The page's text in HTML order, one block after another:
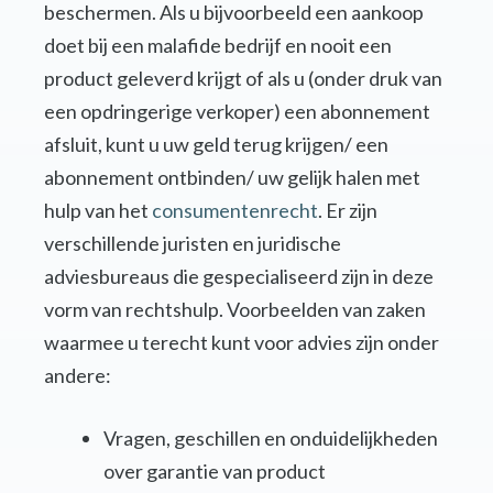
beschermen. Als u bijvoorbeeld een aankoop
doet bij een malafide bedrijf en nooit een
product geleverd krijgt of als u (onder druk van
een opdringerige verkoper) een abonnement
afsluit, kunt u uw geld terug krijgen/ een
abonnement ontbinden/ uw gelijk halen met
hulp van het consumentenrecht. Er zijn
verschillende juristen en juridische
adviesbureaus die gespecialiseerd zijn in deze
vorm van rechtshulp. Voorbeelden van zaken
waarmee u terecht kunt voor advies zijn onder
andere:
Vragen, geschillen en onduidelijkheden
over garantie van product